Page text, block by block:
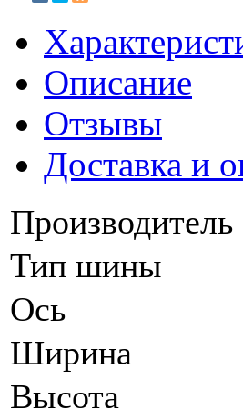
Описание
Отзывы
Доставка и
Производитель
Тип шины
Ось
Ширина
Высота